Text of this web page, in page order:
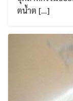
ตน้ำต […]